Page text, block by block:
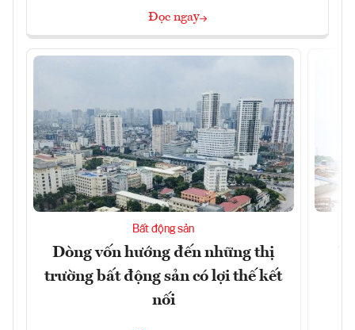
Đọc ngay
Bất động sản
Dòng vốn hướng đến những thị
trường bất động sản có lợi thế kết
nối